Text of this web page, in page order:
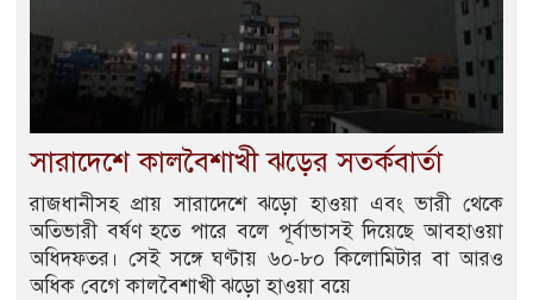
সারাদেশে কালবৈশাখী ঝড়ের সতর্কবার্তা
রাজধানীসহ প্রায় সারাদেশে ঝড়ো হাওয়া এবং ভারী থেকে
অতিভারী বর্ষণ হতে পারে বলে পূর্বাভাসই দিয়েছে আবহাওয়া
অধিদফতর। সেই সঙ্গে ঘণ্টায় ৬০-৮০ কিলোমিটার বা আরও
অধিক বেগে কালবৈশাখী ঝড়ো হাওয়া বয়ে